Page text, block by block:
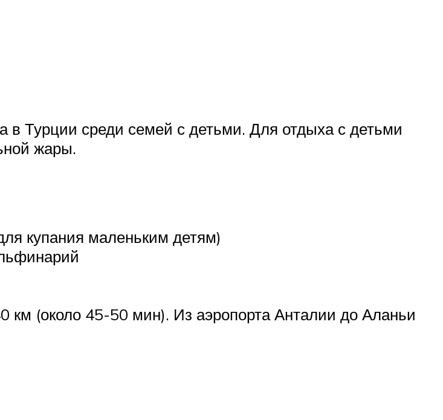
Турции среди семей с детьми. Для отдыха с детьми
жары.
купания маленьким детям)
км (около 45-50 мин). Из аэропорта Анталии до Аланьи